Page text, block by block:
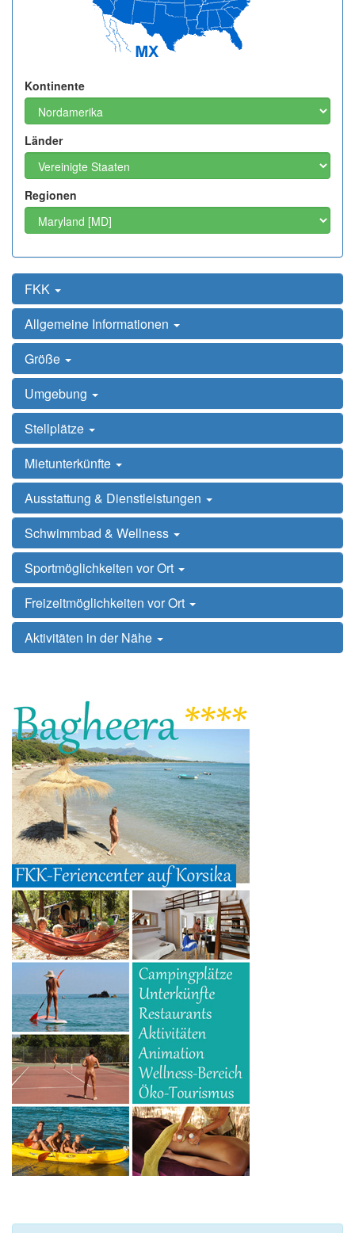
Kontinente
Länder
Regionen
FKK
Allgemeine Informationen
Größe
Umgebung
Stellplätze
Mietunterkünfte
Ausstattung & Dienstleistungen
Schwimmbad & Wellness
Sportmöglichkeiten vor Ort
Freizeitmöglichkeiten vor Ort
Aktivitäten in der Nähe